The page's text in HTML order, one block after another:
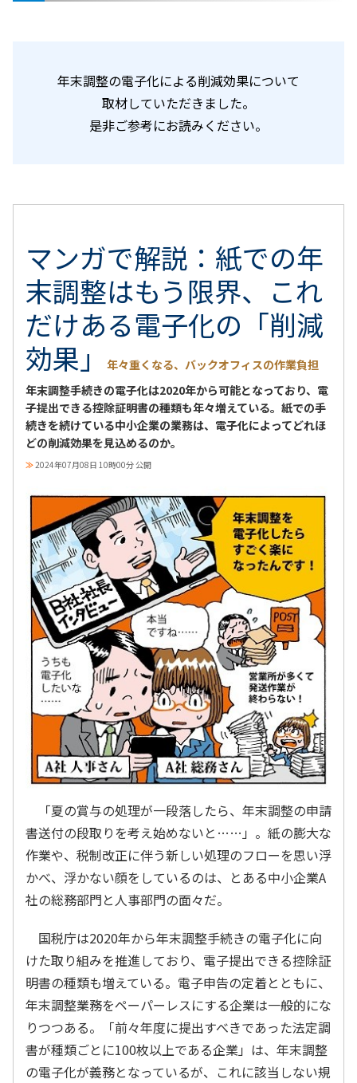
年末調整の電子化による削減効果について
取材していただきました。
是非ご参考にお読みください。
マンガで解説：紙での年
末調整はもう限界、これ
だけある電子化の「削減
効果」
年々重くなる、バックオフィスの作業負担
年末調整手続きの電子化は2020年から可能となっており、電
子提出できる控除証明書の種類も年々増えている。紙での手
続きを続けている中小企業の業務は、電子化によってどれほ
どの削減効果を見込めるのか。
≫2024年07月08日 10時00分 公開
「夏の賞与の処理が一段落したら、年末調整の申請
書送付の段取りを考え始めないと……」。紙の膨大な
作業や、税制改正に伴う新しい処理のフローを思い浮
かべ、浮かない顔をしているのは、とある中小企業A
社の総務部門と人事部門の面々だ。
国税庁は2020年から年末調整手続きの電子化に向
けた取り組みを推進しており、電子提出できる控除証
明書の種類も増えている。電子申告の定着とともに、
年末調整業務をペーパーレスにする企業は一般的にな
りつつある。「前々年度に提出すべきであった法定調
書が種類ごとに100枚以上である企業」は、年末調整
の電子化が義務となっているが、これに該当しない規